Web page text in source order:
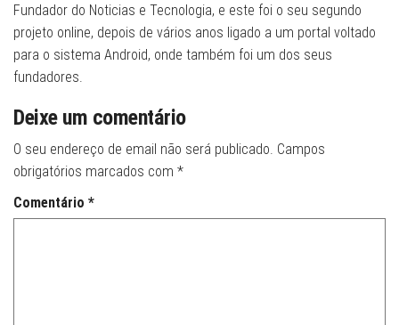
Fundador do Noticias e Tecnologia, e este foi o seu segundo
projeto online, depois de vários anos ligado a um portal voltado
para o sistema Android, onde também foi um dos seus
fundadores.
Deixe um comentário
O seu endereço de email não será publicado. Campos
obrigatórios marcados com *
Comentário *